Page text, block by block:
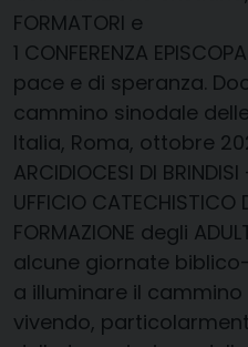
FORMATORI e
1 CONFERENZA
pace e di speranza.
cammino sinodale
Italia, Roma, ottobre
ARCIDIOCESI DI
UFFICIO CATECHISTICO
FORMAZIONE degli
alcune giornate
a illuminare il
vivendo,